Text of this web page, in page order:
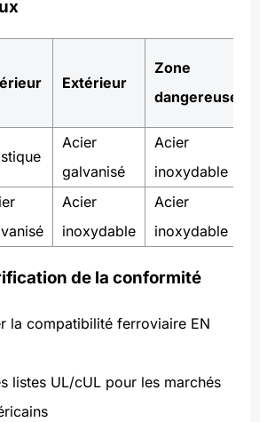
Extérieur
Zone
dangereuse
Acier
galvanisé
Acier
inoxydable
Acier
inoxydable
Acier
inoxydable
de la conformité
la compatibilité ferroviaire EN
listes UL/cUL pour les marchés